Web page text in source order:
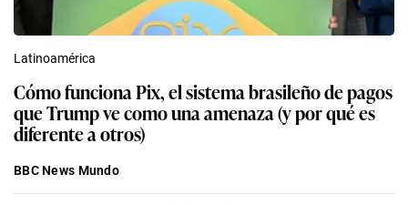
Latinoamérica
Cómo funciona Pix, el sistema brasileño de pagos
que Trump ve como una amenaza (y por qué es
diferente a otros)
BBC News Mundo